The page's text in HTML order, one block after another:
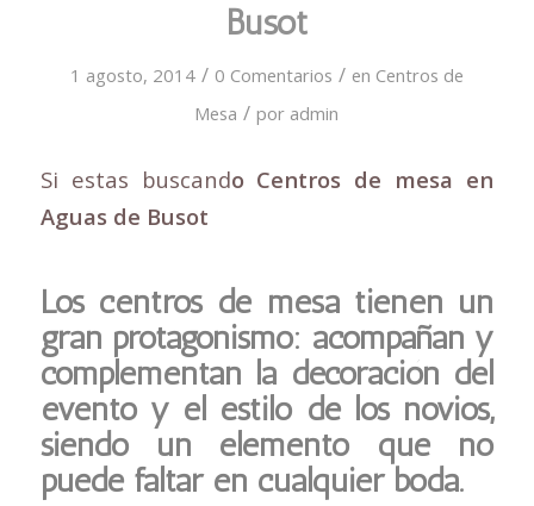
Busot
1 agosto, 2014 / 0 Comentarios / en Centros de
Mesa / por admin
Si estas buscando Centros de mesa en
Aguas de Busot
Los centros de mesa tienen un
gran protagonismo: acompañan y
complementan la decoración del
evento y el estilo de los novios,
siendo un elemento que no
puede faltar en cualquier boda.